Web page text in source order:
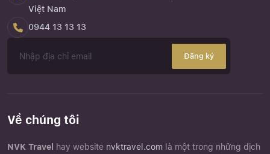
Việt Nam
0944 13 13 13
Đăng ký
Về chúng tôi
NVK Travel hay website nvktravel.com là một trong những dịch